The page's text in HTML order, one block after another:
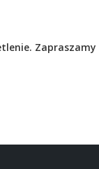
Zapraszamy